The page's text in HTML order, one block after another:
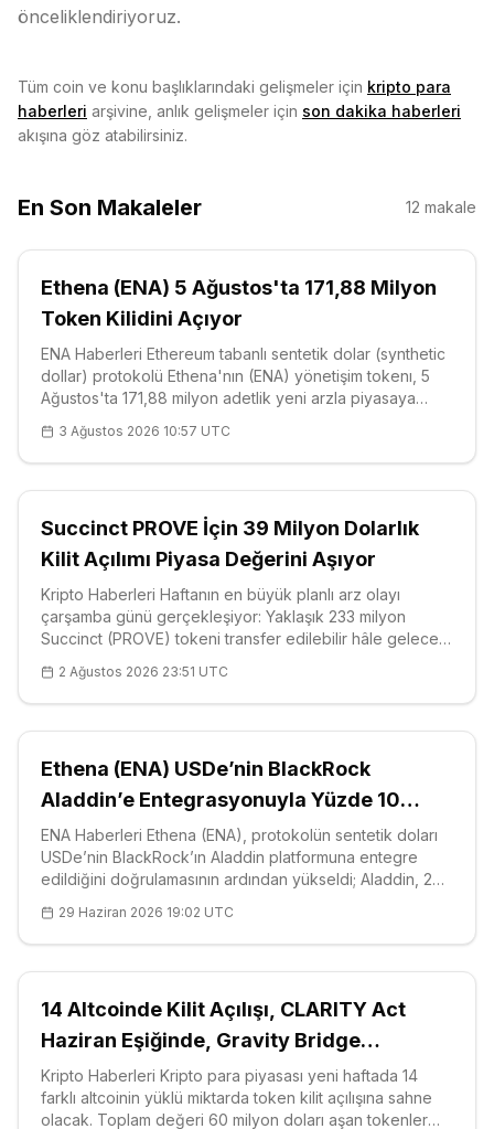
önceliklendiriyoruz.
Tüm coin ve konu başlıklarındaki gelişmeler için kripto para
haberleri arşivine, anlık gelişmeler için son dakika haberleri
akışına göz atabilirsiniz.
En Son Makaleler 12 makale
Ethena (ENA) 5 Ağustos'ta 171,88 Milyon
Token Kilidini Açıyor
ENA Haberleri Ethereum tabanlı sentetik dolar (synthetic
dollar) protokolü Ethena'nın (ENA) yönetişim tokenı, 5
Ağustos'ta 171,88 milyon adetlik yeni arzla piyasaya
değerindeki bu kilit açılımı (token unlock), Ağustos
2026'nın ilk h
3 Ağustos 2026 10:57 UTC
Succinct PROVE İçin 39 Milyon Dolarlık
Kilit Açılımı Piyasa Değerini Aşıyor
Kripto Haberleri Haftanın en büyük planlı arz olayı
çarşamba günü gerçekleşiyor: Yaklaşık 233 milyon
Succinct (PROVE) tokeni transfer edilebilir hâle gelecek.
bu dilim yaklaşık 39 milyon dolar değerinde ve toplam
arzın yüzde 23,32'sine
2 Ağustos 2026 23:51 UTC
Ethena (ENA) USDe’nin BlackRock
Aladdin’e Entegrasyonuyla Yüzde 10
Yükseldi
ENA Haberleri Ethena (ENA), protokolün sentetik doları
USDe’nin BlackRock’ın Aladdin platformuna entegre
edildiğini doğrulamasının ardından yükseldi; Aladdin, 20
kullandığı risk ve portföy yönetim sistemi. Resmi açıklama
hamleyi kurumsal
29 Haziran 2026 19:02 UTC
14 Altcoinde Kilit Açılışı, CLARITY Act
Haziran Eşiğinde, Gravity Bridge
Hacklendi
Kripto Haberleri Kripto para piyasası yeni haftada 14
farklı altcoinin yüklü miktarda token kilit açılışına sahne
olacak. Toplam değeri 60 milyon doları aşan tokenler